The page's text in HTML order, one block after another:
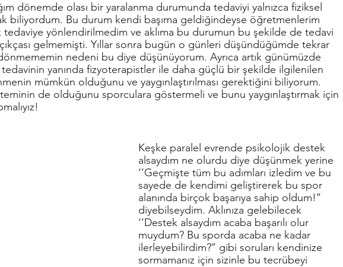
dönemde olası bir yaralanma durumunda tedaviyi yalnızca fiziksel
biliyordum. Bu durum kendi başıma geldiğindeyse öğretmenlerim
tedaviye yönlendirilmedim ve aklıma bu durumun bu şekilde de tedavi
gelmemişti. Yıllar sonra bugün o günleri düşündüğümde tekrar
nedeni bu diye düşünüyorum. Ayrıca artık günümüzde
yanında fizyoterapistler ile daha güçlü bir şekilde ilgilenilen
mümkün olduğunu ve yaygınlaştırılması gerektiğini biliyorum.
de olduğunu sporculara göstermeli ve bunu yaygınlaştırmak için
Keşke paralel evrende psikolojik destek
alsaydım ne olurdu diye düşünmek yerine
‘’Geçmişte tüm bu adımları izledim ve bu
sayede de kendimi geliştirerek bu spor
alanında birçok başarıya sahip oldum!’’
diyebilseydim. Aklınıza gelebilecek
‘’Destek alsaydım acaba başarılı olur
muydum? Bu sporda acaba ne kadar
ilerleyebilirdim?’’ gibi soruları kendinize
sormamanız için sizinle bu tecrübeyi